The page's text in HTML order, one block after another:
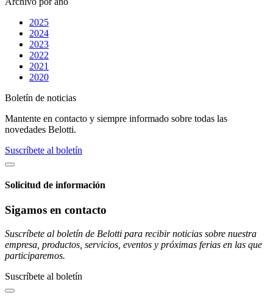
2025
2024
2023
2022
2021
2020
Boletín de noticias
Mantente en contacto y siempre informado sobre todas las
novedades Belotti.
Suscríbete al boletín
Solicitud de información
Sigamos en contacto
Suscríbete al boletín de Belotti para recibir noticias sobre nuestra
empresa, productos, servicios, eventos y próximas ferias en las que
participaremos.
Suscríbete al boletín